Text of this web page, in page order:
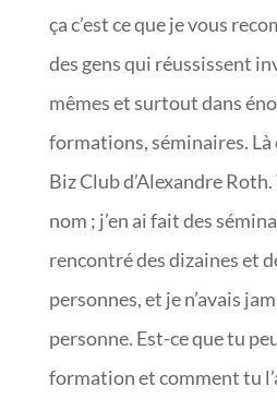
ça c’est ce que je vous
des gens qui réussissent
mêmes et surtout dans
formations, séminaires. Là
Biz Club d’Alexandre Roth.
nom ; j’en ai fait des
rencontré des dizaines et
personnes, et je n’avais
personne. Est-ce que tu
formation et comment tu